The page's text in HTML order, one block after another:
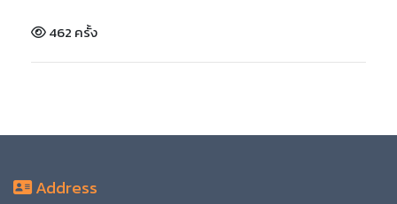
462 ครั้ง
Address